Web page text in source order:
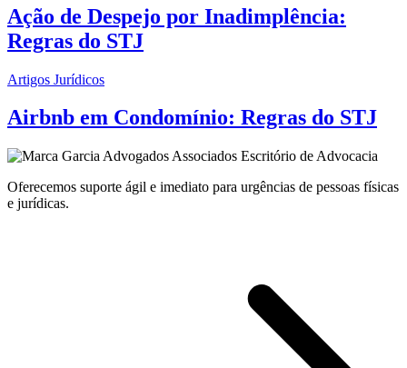
Ação de Despejo por Inadimplência:
Regras do STJ
Artigos Jurídicos
Airbnb em Condomínio: Regras do STJ
Oferecemos suporte ágil e imediato para urgências de pessoas físicas
e jurídicas.